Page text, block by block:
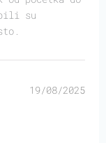
su
19/08/2025